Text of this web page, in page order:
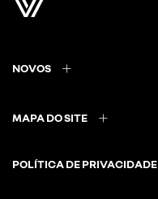
NOVOS
MAPA DO SITE
POLÍTICA DE PRIVACIDADE